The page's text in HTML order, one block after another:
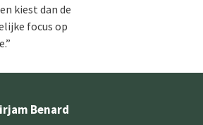
kiest dan de
focus op
Benard